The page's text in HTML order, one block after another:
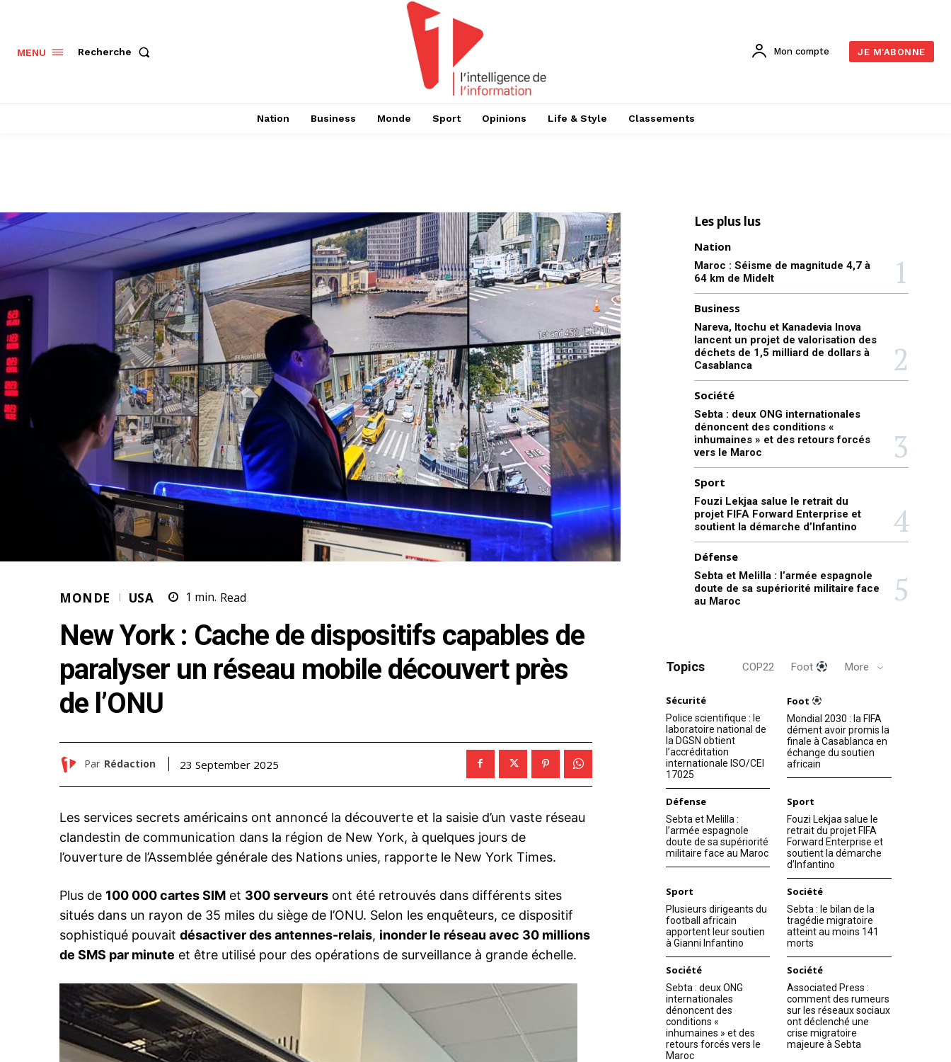
MENU Recherche Mon compte JE M'ABONNE
Nation Business Monde Sport Opinions Life & Style Classements
MONDE USA 1 min. Read
New York : Cache de dispositifs capables de
paralyser un réseau mobile découvert près
de l’ONU
Par Rédaction 23 September 2025
Les services secrets américains ont annoncé la découverte et la saisie d’un vaste réseau
clandestin de communication dans la région de New York, à quelques jours de
l’ouverture de l’Assemblée générale des Nations unies, rapporte le New York Times.
Plus de 100 000 cartes SIM et 300 serveurs ont été retrouvés dans différents sites
situés dans un rayon de 35 miles du siège de l’ONU. Selon les enquêteurs, ce dispositif
sophistiqué pouvait désactiver des antennes-relais, inonder le réseau avec 30 millions
de SMS par minute et être utilisé pour des opérations de surveillance à grande échelle.
Les plus lus
Nation
Maroc : Séisme de magnitude 4,7 à
64 km de Midelt
Business
Nareva, Itochu et Kanadevia Inova
lancent un projet de valorisation des
déchets de 1,5 milliard de dollars à
Casablanca
Société
Sebta : deux ONG internationales
dénoncent des conditions «
inhumaines » et des retours forcés
vers le Maroc
Sport
Fouzi Lekjaa salue le retrait du
projet FIFA Forward Enterprise et
soutient la démarche d’Infantino
Défense
Sebta et Melilla : l’armée espagnole
doute de sa supériorité militaire face
au Maroc
Topics COP22 Foot More
Sécurité
Police scientifique : le
laboratoire national de
la DGSN obtient
l’accréditation
internationale ISO/CEI
17025
Foot
Mondial 2030 : la FIFA
dément avoir promis la
finale à Casablanca en
échange du soutien
africain
Défense
Sebta et Melilla :
l’armée espagnole
doute de sa supériorité
militaire face au Maroc
Sport
Fouzi Lekjaa salue le
retrait du projet FIFA
Forward Enterprise et
soutient la démarche
d’Infantino
Sport
Plusieurs dirigeants du
football africain
apportent leur soutien
à Gianni Infantino
Société
Sebta : le bilan de la
tragédie migratoire
atteint au moins 141
morts
Société
Sebta : deux ONG
internationales
dénoncent des
conditions «
inhumaines » et des
retours forcés vers le
Maroc
Société
Associated Press :
comment des rumeurs
sur les réseaux sociaux
ont déclenché une
crise migratoire
majeure à Sebta